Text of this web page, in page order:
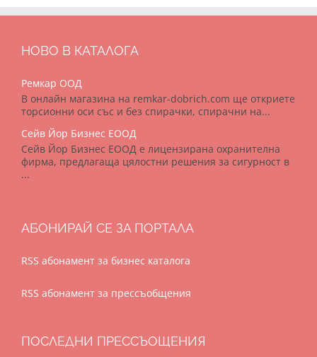
НОВО В КАТАЛОГА
Ремкар ООД
В онлайн магазина на remkar-dobrich.com ще откриете
торсионни оси със и без спирачки, спирачни на...
Сейв Йор Бизнес ЕООД
Сейв Йор Бизнес ЕООД е лицензирана охранителна
фирма, предлагаща цялостни решения за сигурност в
...
АБОНИРАЙ СЕ ЗА ПОРТАЛА
RSS абонамент за бизнес каталога
RSS абонамент за прессъобщения
ПОСЛЕДНИ ПРЕССЪОЩЕНИЯ